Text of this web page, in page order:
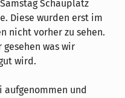
Schauplatz
Diese wurden erst im
nicht vorher zu sehen.
was wir
wird.
aufgenommen und